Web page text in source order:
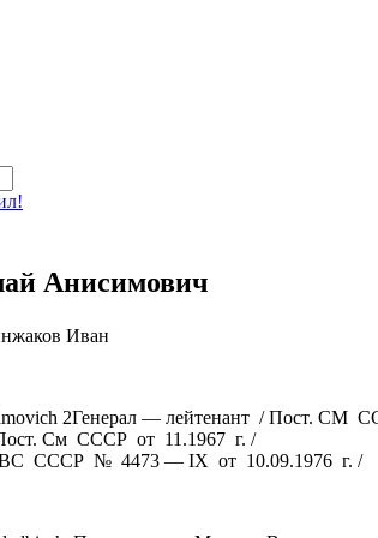
Анисимович
Иван
Генерал — лейтенант / Пост. СМ
См СССР от 11.1967 г. /
СССР № 4473 — IX от 10.09.1976 г. /